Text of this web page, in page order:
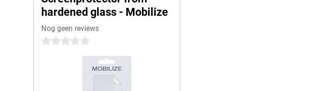
hardened glass - Mobilize
Nog geen reviews
0 sterren